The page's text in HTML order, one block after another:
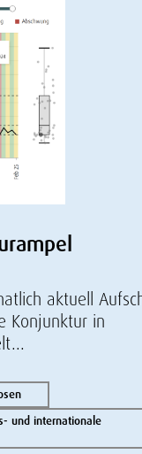
aktuell
Konjunktur in
und internationale